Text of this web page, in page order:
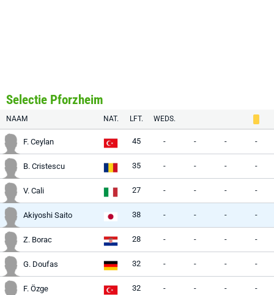
Selectie Pforzheim
NAAM NAT. LFT. WEDS.
F. Ceylan 45 - - - -
B. Cristescu 35 - - - -
V. Cali 27 - - - -
Akiyoshi Saito 38 - - - -
Z. Borac 28 - - - -
G. Doufas 32 - - - -
F. Özge 32 - - - -